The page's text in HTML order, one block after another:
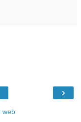
›
web